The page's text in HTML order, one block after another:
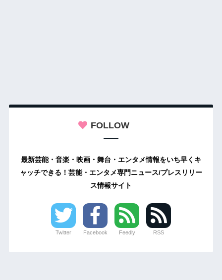
FOLLOW
最新芸能・音楽・映画・舞台・エンタメ情報をいち早くキ
ャッチできる！芸能・エンタメ専門ニュース/プレスリリー
ス情報サイト
Twitter Facebook Feedly RSS